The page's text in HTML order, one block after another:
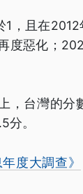
，且在
度惡化；
，台灣的
。
度大調查》